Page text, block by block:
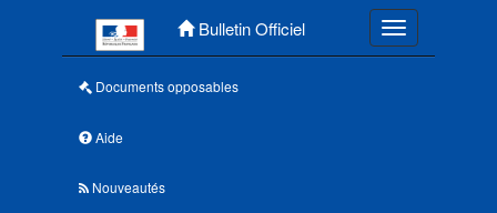
Bulletin Officiel Toggle
Documents opposables
Aide
Nouveautés